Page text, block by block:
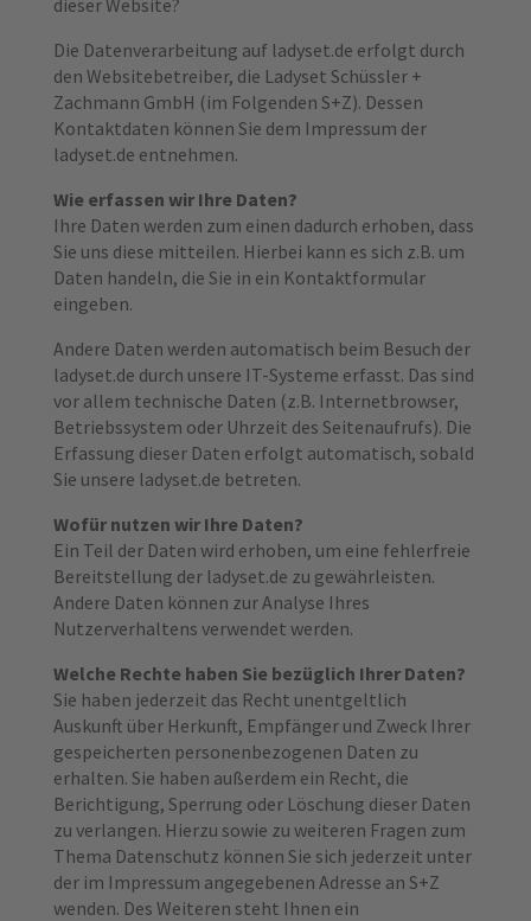
dieser Website?
Die Datenverarbeitung auf ladyset.de erfolgt durch
den Websitebetreiber, die Ladyset Schüssler +
Zachmann GmbH (im Folgenden S+Z). Dessen
Kontaktdaten können Sie dem Impressum der
ladyset.de entnehmen.
Wie erfassen wir Ihre Daten?
Ihre Daten werden zum einen dadurch erhoben, dass
Sie uns diese mitteilen. Hierbei kann es sich z.B. um
Daten handeln, die Sie in ein Kontaktformular
eingeben.
Andere Daten werden automatisch beim Besuch der
ladyset.de durch unsere IT-Systeme erfasst. Das sind
vor allem technische Daten (z.B. Internetbrowser,
Betriebssystem oder Uhrzeit des Seitenaufrufs). Die
Erfassung dieser Daten erfolgt automatisch, sobald
Sie unsere ladyset.de betreten.
Wofür nutzen wir Ihre Daten?
Ein Teil der Daten wird erhoben, um eine fehlerfreie
Bereitstellung der ladyset.de zu gewährleisten.
Andere Daten können zur Analyse Ihres
Nutzerverhaltens verwendet werden.
Welche Rechte haben Sie bezüglich Ihrer Daten?
Sie haben jederzeit das Recht unentgeltlich
Auskunft über Herkunft, Empfänger und Zweck Ihrer
gespeicherten personenbezogenen Daten zu
erhalten. Sie haben außerdem ein Recht, die
Berichtigung, Sperrung oder Löschung dieser Daten
zu verlangen. Hierzu sowie zu weiteren Fragen zum
Thema Datenschutz können Sie sich jederzeit unter
der im Impressum angegebenen Adresse an S+Z
wenden. Des Weiteren steht Ihnen ein